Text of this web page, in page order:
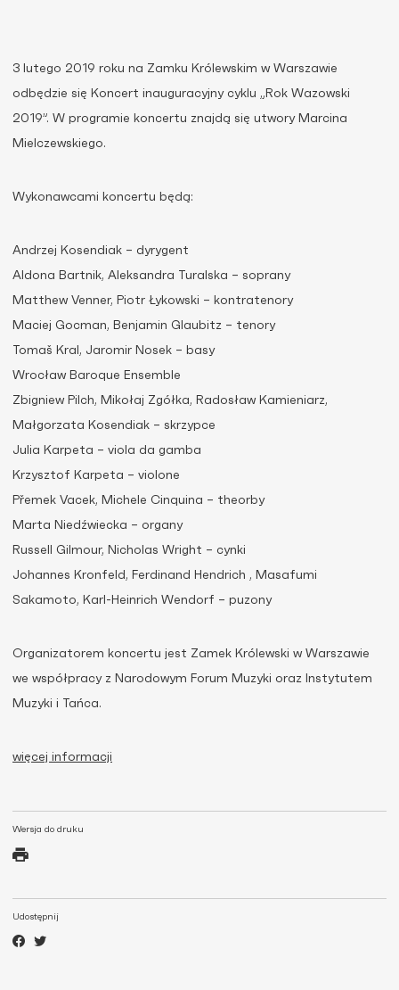
Wersja do druku
Udostępnij
3 lutego 2019 roku na Zamku Królewskim w Warszawie
odbędzie się Koncert inauguracyjny cyklu „Rok Wazowski
2019”. W programie koncertu znajdą się utwory Marcina
Mielczewskiego.
Wykonawcami koncertu będą:
Andrzej Kosendiak – dyrygent
Aldona Bartnik, Aleksandra Turalska – soprany
Matthew Venner, Piotr Łykowski – kontratenory
Maciej Gocman, Benjamin Glaubitz – tenory
Tomaš Kral, Jaromir Nosek – basy
Wrocław Baroque Ensemble
Zbigniew Pilch, Mikołaj Zgółka, Radosław Kamieniarz,
Małgorzata Kosendiak – skrzypce
Julia Karpeta – viola da gamba
Krzysztof Karpeta – violone
Přemek Vacek, Michele Cinquina – theorby
Marta Niedźwiecka – organy
Russell Gilmour, Nicholas Wright – cynki
Johannes Kronfeld, Ferdinand Hendrich , Masafumi
Sakamoto, Karl-Heinrich Wendorf – puzony
Organizatorem koncertu jest Zamek Królewski w Warszawie
we współpracy z Narodowym Forum Muzyki oraz Instytutem
Muzyki i Tańca.
więcej informacji